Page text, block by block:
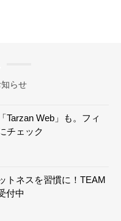
らせ
Tarzan Web」も。フィ
チェック
トネスを習慣に！TEAM
付中